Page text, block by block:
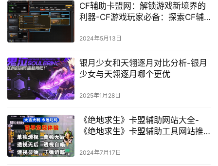
CF辅助卡盟网：解锁游戏新境界的
利器-CF游戏玩家必备：探索CF辅
2024年5月13日
银月少女和天翎逐月对比分析-银月
少女与天翎逐月哪个更优
2025年1月28日
《绝地求生》卡盟辅助网站大全-
《绝地求生》卡盟辅助工具网站推
2024年7月17日